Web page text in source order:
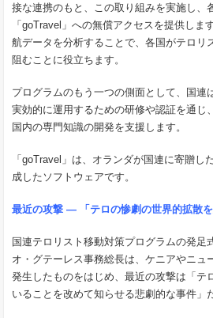
接な連携のもと、この取り組みを実施し、
「goTravel」への無償アクセスを提供しま
航データを分析することで、各国がテロリ
阻むことに役立ちます。
プログラムのもう一つの側面として、国連
実効的に運用するための研修や認証を通じ
国内の専門知識の開発を支援します。
「goTravel」は、オランダが国連に寄贈し
成したソフトウェアです。
最近の攻撃 ― 「テロの惨劇の世界的拡散
国連テロリスト移動対策プログラムの発足
オ・グテーレス事務総長は、ケニアやニュ
発生したものをはじめ、最近の攻撃は「テ
いることを改めて知らせる悲劇的な事件」